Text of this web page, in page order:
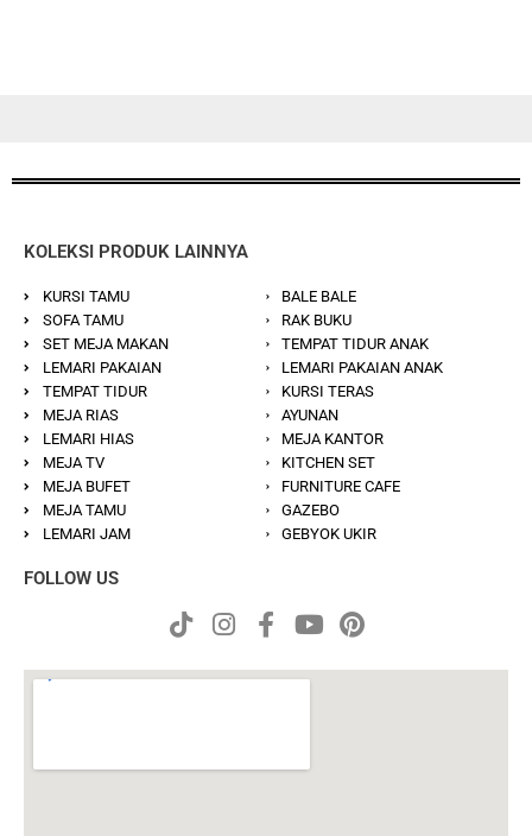
KOLEKSI PRODUK LAINNYA
KURSI TAMU
SOFA TAMU
SET MEJA MAKAN
LEMARI PAKAIAN
TEMPAT TIDUR
MEJA RIAS
LEMARI HIAS
MEJA TV
MEJA BUFET
MEJA TAMU
LEMARI JAM
BALE BALE
RAK BUKU
TEMPAT TIDUR ANAK
LEMARI PAKAIAN ANAK
KURSI TERAS
AYUNAN
MEJA KANTOR
KITCHEN SET
FURNITURE CAFE
GAZEBO
GEBYOK UKIR
FOLLOW US